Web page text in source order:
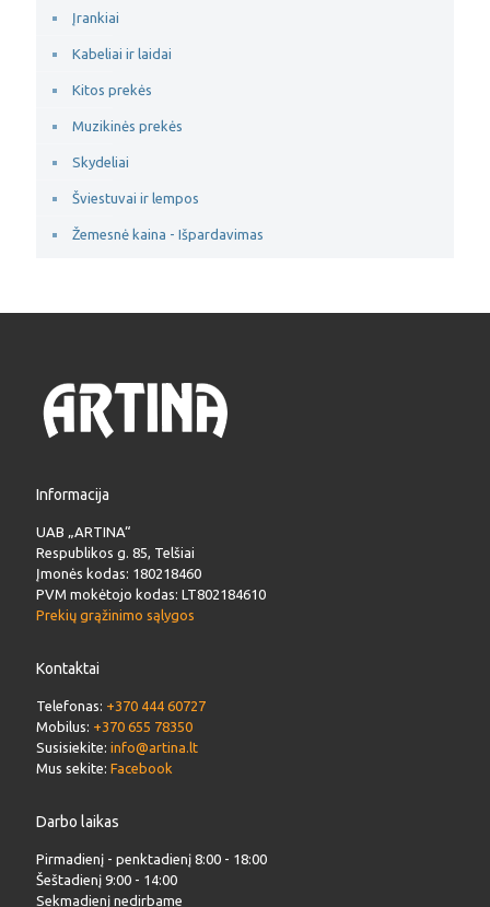
Įrankiai
Kabeliai ir laidai
Kitos prekės
Muzikinės prekės
Skydeliai
Šviestuvai ir lempos
Žemesnė kaina - Išpardavimas
Informacija
UAB „ARTINA“
Respublikos g. 85, Telšiai
Įmonės kodas: 180218460
PVM mokėtojo kodas: LT802184610
Prekių grąžinimo sąlygos
Kontaktai
Telefonas: +370 444 60727
Mobilus: +370 655 78350
Susisiekite: info@artina.lt
Mus sekite: Facebook
Darbo laikas
Pirmadienį - penktadienį 8:00 - 18:00
Šeštadienį 9:00 - 14:00
Sekmadienį nedirbame